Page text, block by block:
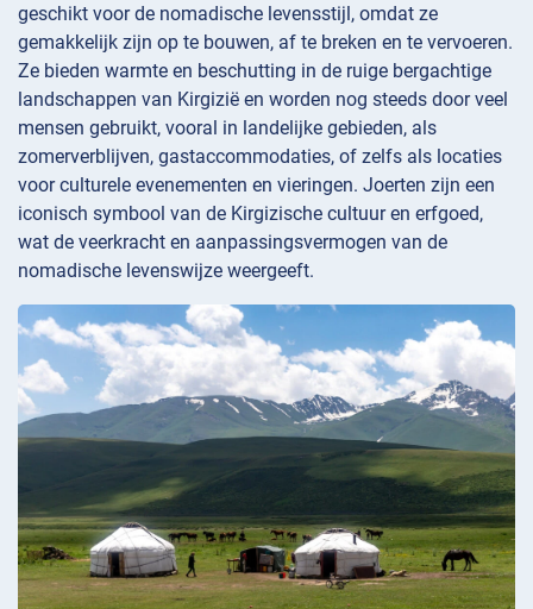
geschikt voor de nomadische levensstijl, omdat ze
gemakkelijk zijn op te bouwen, af te breken en te vervoeren.
Ze bieden warmte en beschutting in de ruige bergachtige
landschappen van Kirgizië en worden nog steeds door veel
mensen gebruikt, vooral in landelijke gebieden, als
zomerverblijven, gastaccommodaties, of zelfs als locaties
voor culturele evenementen en vieringen. Joerten zijn een
iconisch symbool van de Kirgizische cultuur en erfgoed,
wat de veerkracht en aanpassingsvermogen van de
nomadische levenswijze weergeeft.